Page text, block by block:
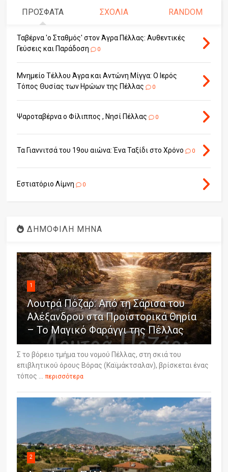
ΠΡΟΣΦΑΤΑ ΣΧΟΛΙΑ RANDOM
Ταβέρνα 'ο Σταθμός' στον Άγρα Πέλλας: Αυθεντικές
Γεύσεις και Παράδοση
0
Μνημείο Τέλλου Άγρα και Αντώνη Μίγγα: Ο Ιερός
Τόπος Θυσίας των Ηρώων της Πέλλας
0
Ψαροταβέρνα ο Φίλιππος , Νησί Πέλλας 0
Τα Γιαννιτσά του 19ου αιώνα: Ένα Ταξίδι στο Χρόνο 0
Εστιατόριο Λίμνη 0
ΔΗΜΟΦΙΛΗ ΜΗΝΑ
1
Λουτρά Πόζαρ: Από τη Σάρισα του
Αλέξανδρου στα Προϊστορικά Θηρία
– Το Μαγικό Φαράγγι της Πέλλας
Σ το βόρειο τμήμα του νομού Πέλλας, στη σκιά του
επιβλητικού όρους Βόρας (Καϊμάκτσαλαν), βρίσκεται ένας
τόπος ...
περισσότερα
2